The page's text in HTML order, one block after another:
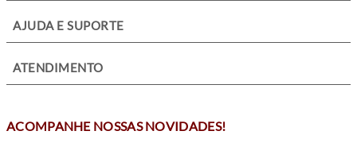
AJUDA E SUPORTE
ATENDIMENTO
ACOMPANHE NOSSAS NOVIDADES!